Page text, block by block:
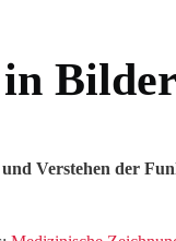
Verstehen der